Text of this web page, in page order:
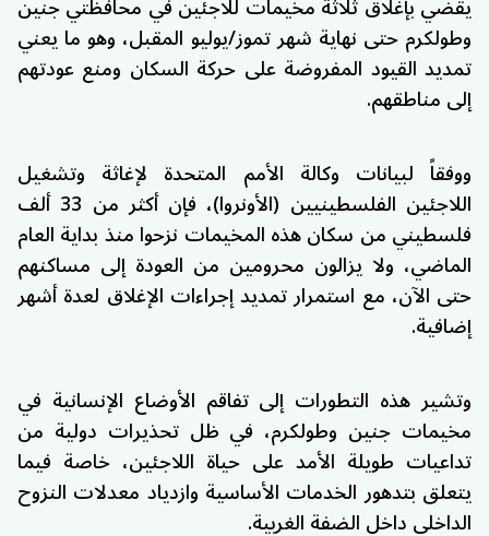
وطولكرم حتى نهاية شهر تموز/يوليو المقبل، وهو ما يعني
تمديد القيود المفروضة على حركة السكان ومنع عودتهم
إلى مناطقهم.
ووفقاً لبيانات وكالة الأمم المتحدة لإغاثة وتشغيل
اللاجئين الفلسطينيين (الأونروا)، فإن أكثر من 33 ألف
فلسطيني من سكان هذه المخيمات نزحوا منذ بداية العام
الماضي، ولا يزالون محرومين من العودة إلى مساكنهم
حتى الآن، مع استمرار تمديد إجراءات الإغلاق لعدة أشهر
إضافية.
وتشير هذه التطورات إلى تفاقم الأوضاع الإنسانية في
مخيمات جنين وطولكرم، في ظل تحذيرات دولية من
تداعيات طويلة الأمد على حياة اللاجئين، خاصة فيما
يتعلق بتدهور الخدمات الأساسية وازدياد معدلات النزوح
الداخلي داخل الضفة الغربية.